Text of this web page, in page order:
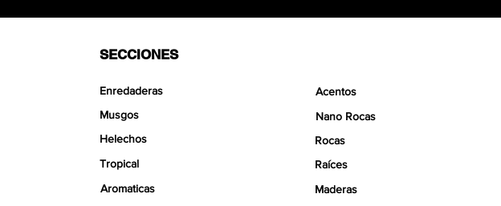
SECCIONES
Enredaderas
Musgos
Helechos
Tropical
Aromaticas
Acentos
Nano Rocas
Rocas
Raíces
Maderas